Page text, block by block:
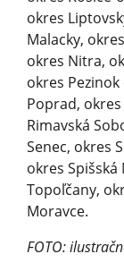
okres
Malacky,
okres Nitra,
okres
Poprad,
Rimavská
Senec, okres
okres
Topoľčany,
Moravce.
FOTO: